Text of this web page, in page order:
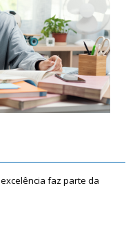
excelência faz parte da